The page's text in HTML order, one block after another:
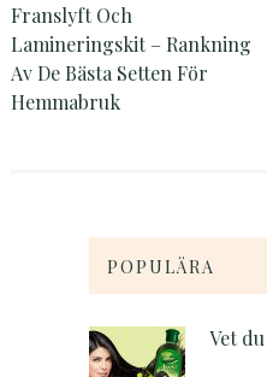
Franslyft Och
Lamineringskit – Rankning
Av De Bästa Setten För
Hemmabruk
POPULÄRA
Vet